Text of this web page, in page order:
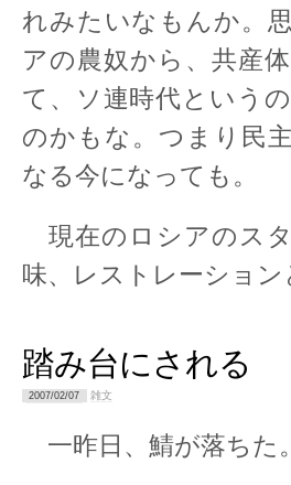
れみたいなもんか。
アの農奴から、共産
て、ソ連時代という
のかもな。つまり民
なる今になっても。
現在のロシアのス
味、レストレーショ
踏み台にされる
2007/02/07 雑文
一昨日、鯖が落ちた。